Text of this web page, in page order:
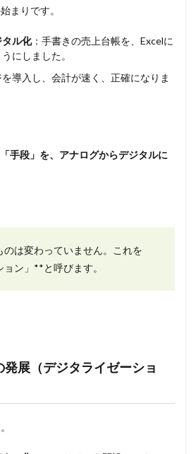
まりです。
ル化：手書きの売上台帳を、Excelに
にしました。
導入し、会計が速く、正確になりま
手段」を、アナログからデジタルに
のは変わっていません。これを
ン」**と呼びます。
展（デジタライゼーショ